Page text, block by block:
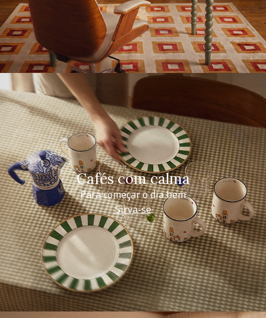
Cafés com calma
Para começar o dia bem
Sirva-se